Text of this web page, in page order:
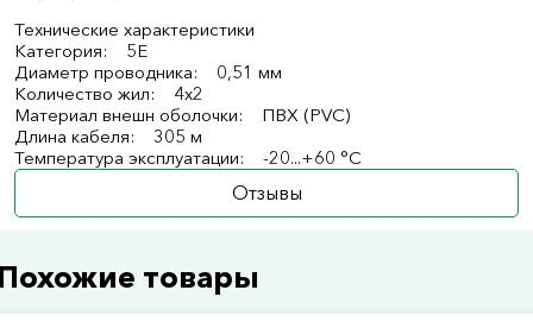
Технические характеристики
Категория: 5E
Диаметр проводника: 0,51 мм
Количество жил: 4x2
Материал внешн оболочки: ПВХ (PVC)
Длина кабеля: 305 м
Температура эксплуатации: -20...+60 °C
Отзывы
товары